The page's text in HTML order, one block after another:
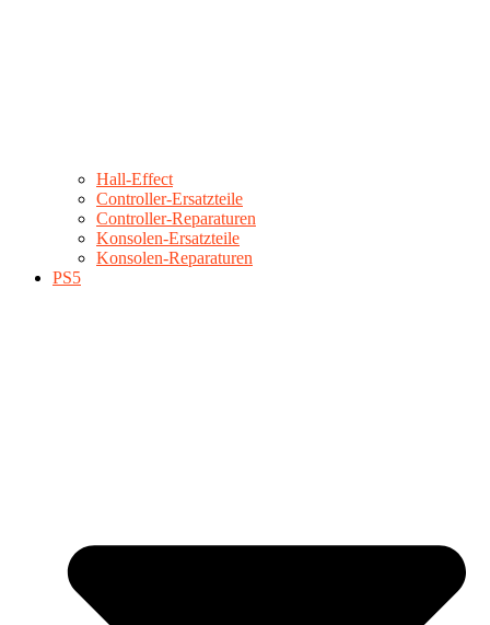
Hall-Effect
Controller-Ersatzteile
Controller-Reparaturen
Konsolen-Ersatzteile
Konsolen-Reparaturen
PS5